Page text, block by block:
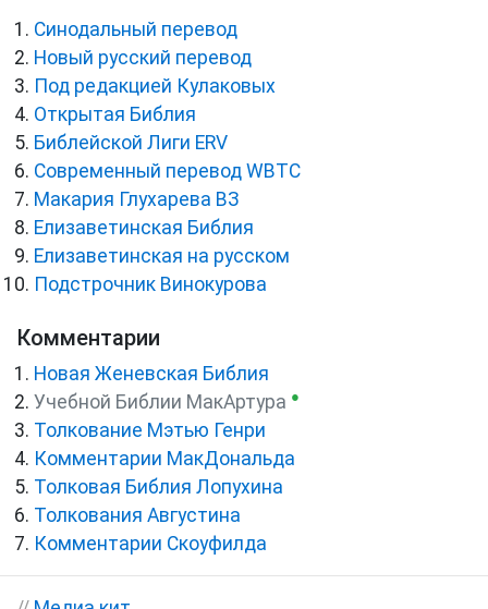
Синодальный перевод
Новый русский перевод
Под редакцией Кулаковых
Открытая Библия
Библейской Лиги ERV
Cовременный перевод WBTC
Макария Глухарева ВЗ
Елизаветинская Библия
Елизаветинская на русском
Подстрочник Винокурова
Комментарии
Новая Женевская Библия
Учебной Библии МакАртура ●
Толкование Мэтью Генри
Комментарии МакДональда
Толковая Библия Лопухина
Толкования Августина
Комментарии Скоуфилда